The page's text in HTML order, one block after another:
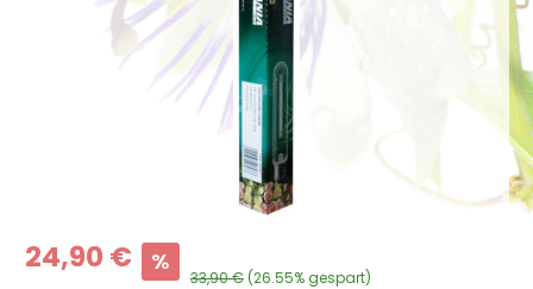
Verkaufspreis:
24,90 € %
Regulärer Preis:
33,90 € (26.55% gespart)